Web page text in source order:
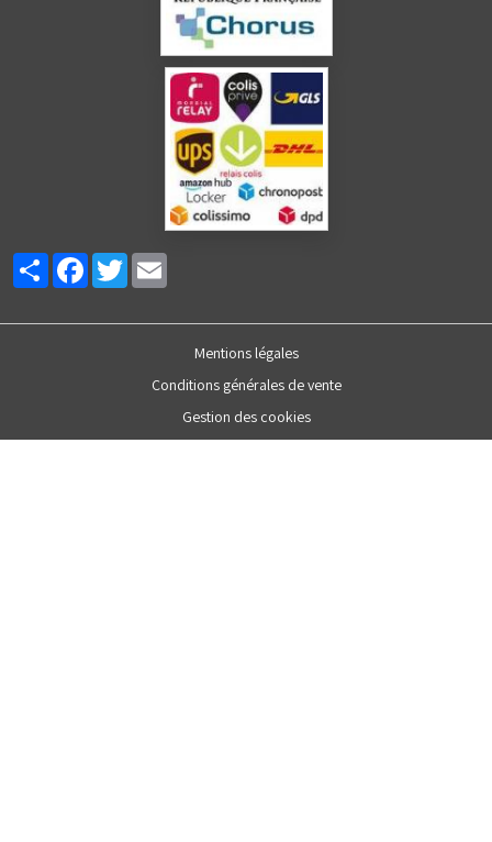
PartagerFacebookTwitter
Mentions légales
Conditions générales de vente
Gestion des cookies